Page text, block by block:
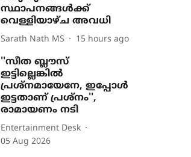
സ്ഥാപനങ്ങൾക്ക്
വെള്ളിയാഴ്ച അവധി
Sarath Nath MS 15 hours ago
''സീത ബ്ലൗസ്
ഇട്ടില്ലെങ്കിൽ
പ്രശ്നമായേനേ, ഇപ്പോൾ
ഇട്ടതാണ് പ്രശ്നം'',
രാമായണം നടി
Entertainment Desk
05 Aug 2026